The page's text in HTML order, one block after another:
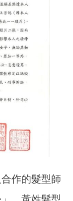
作的髮型師